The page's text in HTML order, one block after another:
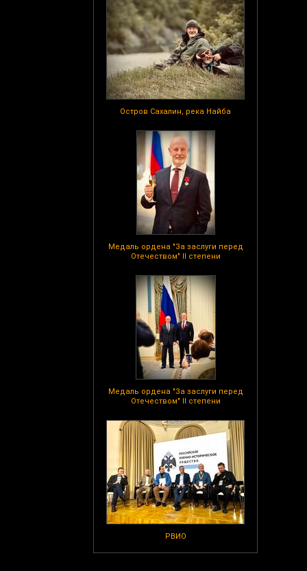
Остров Сахалин, река Найба
Медаль ордена "За заслуги перед
Отечеством" II степени
Медаль ордена "За заслуги перед
Отечеством" II степени
РВИО